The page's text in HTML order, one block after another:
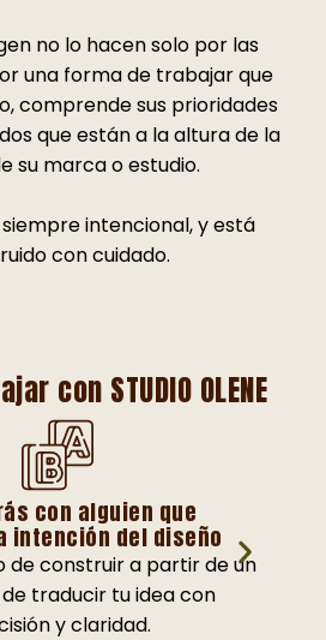
no lo hacen solo por las
una forma de trabajar que
comprende sus prioridades
que están a la altura de la
su marca o estudio.
intencional, y está
con cuidado.
con STUDIO OLENE
con alguien que
intención del diseño
de construir a partir de un
de traducir tu idea con
y claridad.